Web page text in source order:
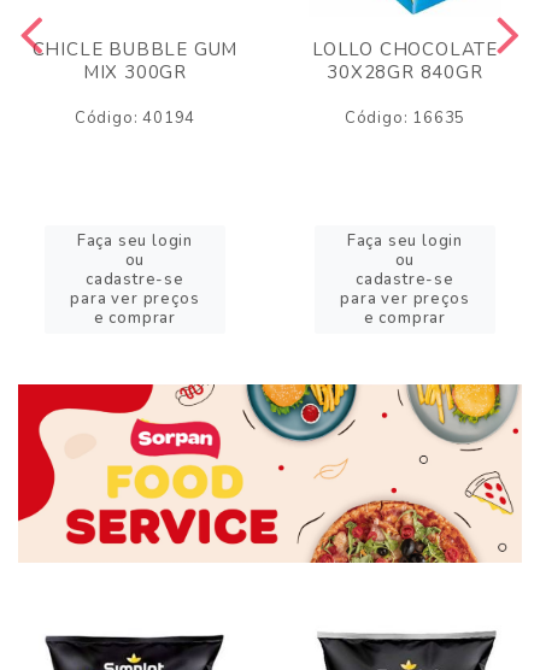
CHICLE BUBBLE GUM
MIX 300GR
Código: 40194
Faça seu login
ou
cadastre-se
para ver preços
e comprar
LOLLO CHOCOLATE
30X28GR 840GR
Código: 16635
Faça seu login
ou
cadastre-se
para ver preços
e comprar